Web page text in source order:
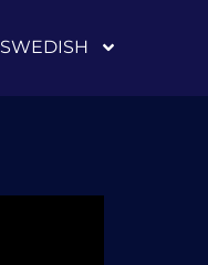
SWEDISH